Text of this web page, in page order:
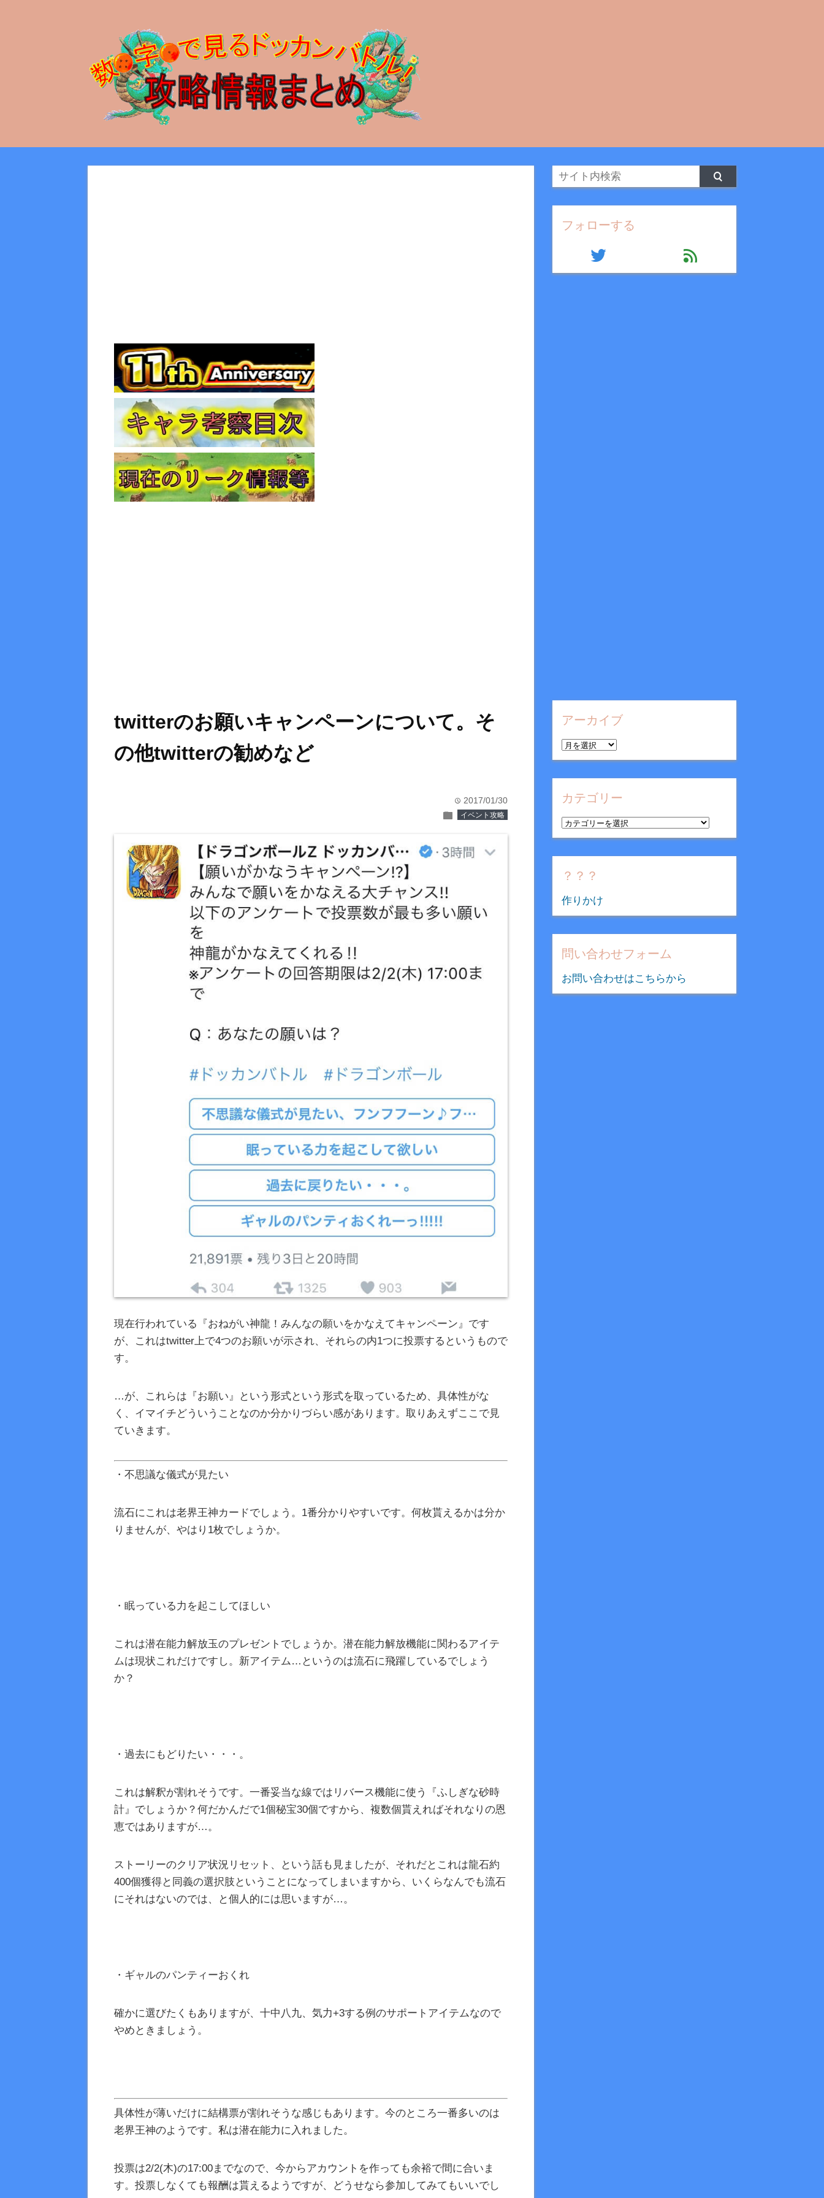
twitterのお願いキャンペーンについて。そ
の他twitterの勧めなど
time 2017/01/30
folder イベント攻略
現在行われている『おねがい神龍！みんなの願いをかなえてキャンペーン』です
が、これはtwitter上で4つのお願いが示され、それらの内1つに投票するというもので
す。
…が、これらは『お願い』という形式という形式を取っているため、具体性がな
く、イマイチどういうことなのか分かりづらい感があります。取りあえずここで見
ていきます。
・不思議な儀式が見たい
流石にこれは老界王神カードでしょう。1番分かりやすいです。何枚貰えるかは分か
りませんが、やはり1枚でしょうか。
・眠っている力を起こしてほしい
これは潜在能力解放玉のプレゼントでしょうか。潜在能力解放機能に関わるアイテ
ムは現状これだけですし。新アイテム…というのは流石に飛躍しているでしょう
か？
・過去にもどりたい・・・。
これは解釈が割れそうです。一番妥当な線ではリバース機能に使う『ふしぎな砂時
計』でしょうか？何だかんだで1個秘宝30個ですから、複数個貰えればそれなりの恩
恵ではありますが…。
ストーリーのクリア状況リセット、という話も見ましたが、それだとこれは龍石約
400個獲得と同義の選択肢ということになってしまいますから、いくらなんでも流石
にそれはないのでは、と個人的には思いますが…。
・ギャルのパンティーおくれ
確かに選びたくもありますが、十中八九、気力+3する例のサポートアイテムなので
やめときましょう。
具体性が薄いだけに結構票が割れそうな感じもあります。今のところ一番多いのは
老界王神のようです。私は潜在能力に入れました。
投票は2/2(木)の17:00までなので、今からアカウントを作っても余裕で間に合いま
す。投票しなくても報酬は貰えるようですが、どうせなら参加してみてもいいでし
フォローする
twitter feed
アーカイブ
ア
ー
カ
イ
カテゴリー
カ
テ
ゴ
リ
？？？
作りかけ
問い合わせフォーム
お問い合わせはこちらから